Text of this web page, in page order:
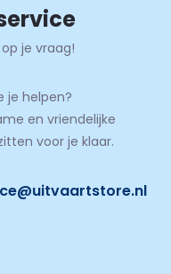
je vraag!
je helpen?
en vriendelijke
voor je klaar.